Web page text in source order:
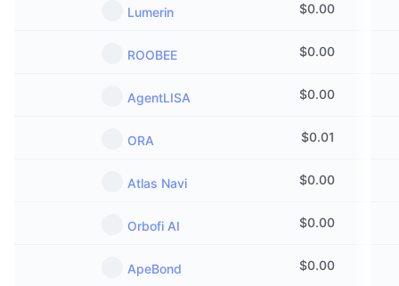
Lumerin $0.00
ROOBEE $0.00
AgentLISA $0.00
ORA $0.01
Atlas Navi $0.00
Orbofi AI $0.00
ApeBond $0.00